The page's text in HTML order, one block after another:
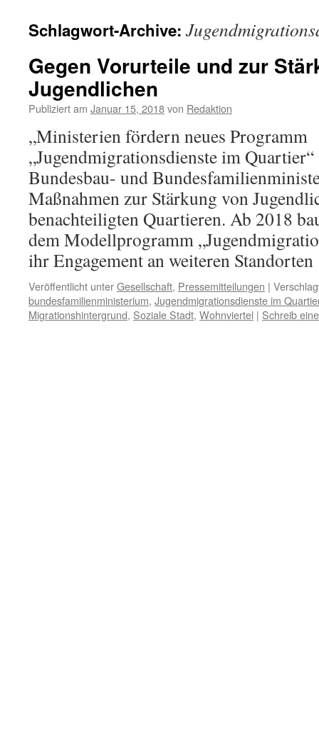
Schlagwort-Archive:
Gegen Vorurteile und zur
Jugendlichen
Publiziert am Januar 15, 2018von Redaktion
„Ministerien fördern neues Programm
„Jugendmigrationsdienste im
Bundesbau- und
Maßnahmen zur Stärkung von
benachteiligten Quartieren. Ab 2018
dem Modellprogramm
ihr Engagement an weiteren
Veröffentlicht unterGesellschaft, Pressemitteilungen |
bundesfamilienministerium, Jugendmigrationsdienste im
Migrationshintergrund, Soziale Stadt, Wohnviertel | Schreib